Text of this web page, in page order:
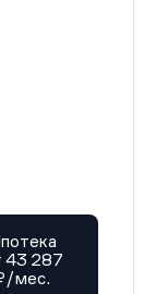
43 287
мес.